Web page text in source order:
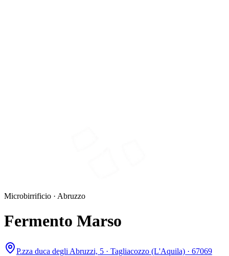
Microbirrificio · Abruzzo
Fermento Marso
P.zza duca degli Abruzzi, 5 · Tagliacozzo (L'Aquila) · 67069